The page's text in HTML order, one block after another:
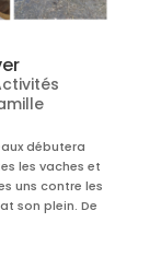
débutera
les vaches et
uns contre les
son plein. De